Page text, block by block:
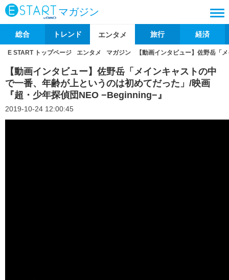
マガジン
総合 トレンド エンタメ 旅行 経済
E START トップページ エンタメ マガジン 【動画インタビュー】佐野岳「
【動画インタビュー】佐野岳「メインキャストの中
で一番、年齢が上というのは初めてだった」/映画
『超・少年探偵団NEO −Beginning−』
2019-10-24 12:00:45